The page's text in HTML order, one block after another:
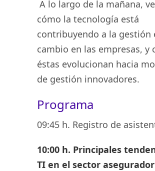
A lo largo de la mañana,
cómo la tecnología está
contribuyendo a la gestión
cambio en las empresas, y
éstas evolucionan hacia
de gestión innovadores.
Programa
09:45 h. Registro de
10:00 h. Principales
TI en el sector asegurador